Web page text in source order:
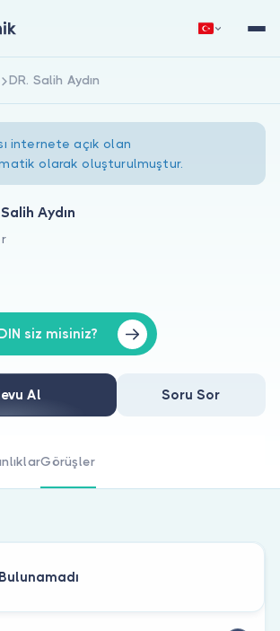
musunuz?
DR. Salih Aydın
internete açık olan
olarak oluşturulmuştur.
Salih Aydın
siz misiniz?
Al Soru Sor
Görüşler